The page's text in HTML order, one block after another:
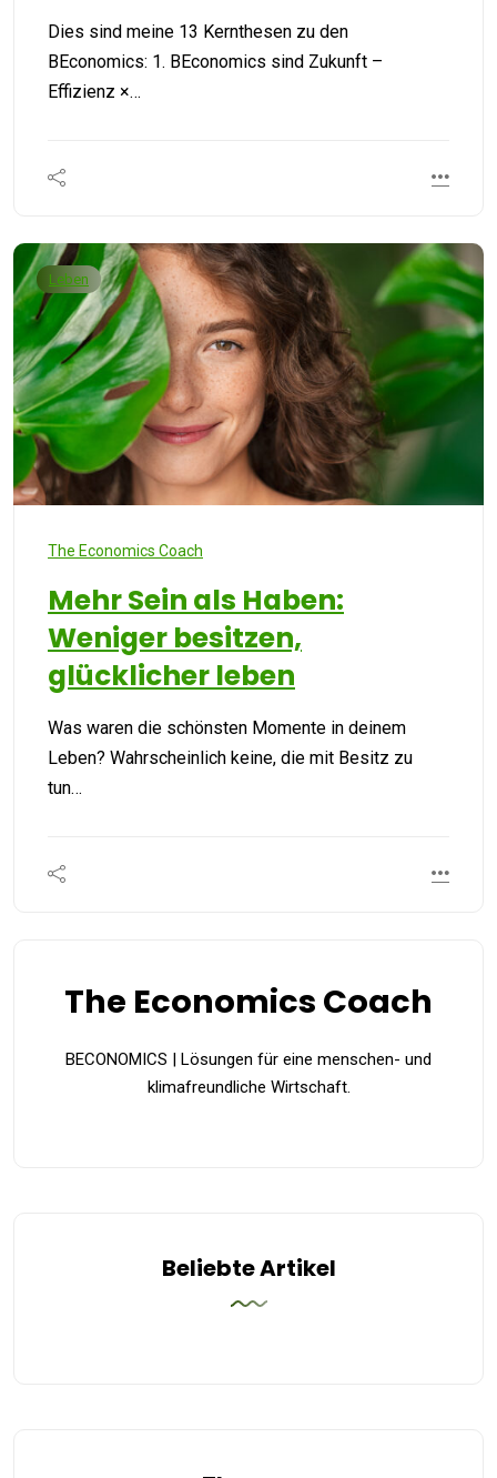
Dies sind meine 13 Kernthesen zu den
BEconomics: 1. BEconomics sind Zukunft –
Effizienz ×…
Leben
The Economics Coach
Mehr Sein als Haben:
Weniger besitzen,
glücklicher leben
Was waren die schönsten Momente in deinem
Leben? Wahrscheinlich keine, die mit Besitz zu
tun…
The Economics Coach
BECONOMICS | Lösungen für eine menschen- und
klimafreundliche Wirtschaft.
Beliebte Artikel